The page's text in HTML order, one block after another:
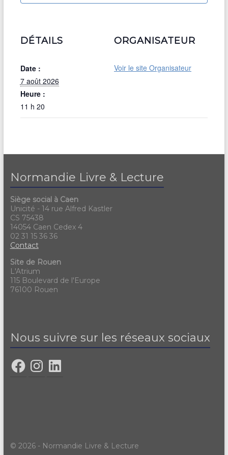
DÉTAILS
Date :
7 août 2026
Heure :
11 h 20
ORGANISATEUR
Voir le site Organisateur
Normandie Livre & Lecture
Siège social à Caen
Unicité - 14 rue Alfred Kastler
CS 75438
14054 Caen Cedex 4
02 31 15 36 36
Contact
Site de Rouen
L'Atrium
115 Boulevard de l'Europe
76100 Rouen
Nous suivre sur les réseaux sociaux
© 2026 - Normandie Livre & Lecture